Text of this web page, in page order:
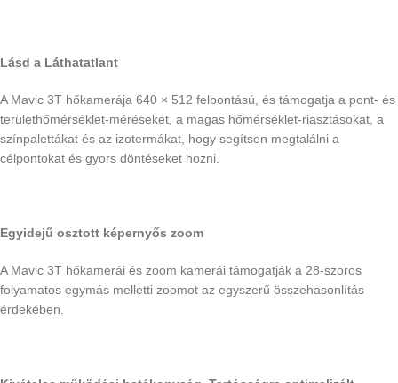
Lásd a Láthatatlant
A Mavic 3T hőkamerája 640 × 512 felbontású, és támogatja a pont- és
területhőmérséklet-méréseket, a magas hőmérséklet-riasztásokat, a
színpalettákat és az izotermákat, hogy segítsen megtalálni a
célpontokat és gyors döntéseket hozni.
Egyidejű osztott képernyős zoom
A Mavic 3T hőkamerái és zoom kamerái támogatják a 28-szoros
folyamatos egymás melletti zoomot az egyszerű összehasonlítás
érdekében.